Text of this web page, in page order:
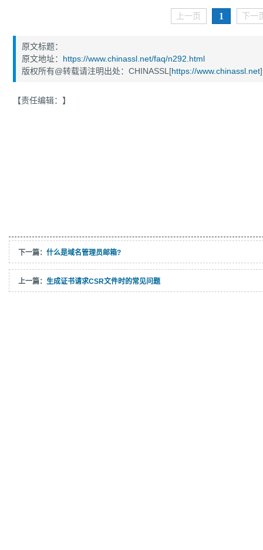
上一页 1 下一
原文标题：
原文地址： https://www.chinassl.net/faq/n292.html
版权所有@转载请注明出处：CHINASSL[https://www.chinassl.net]
【责任编辑：】
下一篇： 什么是域名管理员邮箱?
上一篇： 生成证书请求CSR文件时的常见问题